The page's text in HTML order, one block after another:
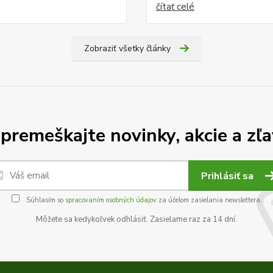
čítať celé
Zobraziť všetky články
novinky, akcie a
Prihlásiť sa
Súhlasím so spracovaním osobných údajovza účelom zasielania newslettera.
Môžete sa kedykoľvek odhlásiť. Zasielame raz za 14 dní.